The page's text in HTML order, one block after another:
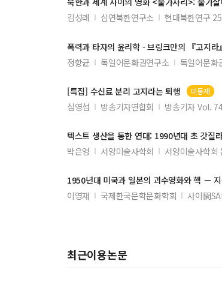
김성래 심연북한연구소 현대북한연구
폭력과 타자의 윤리학 - 브링크만의 『고지라
정항균 독일어문화권연구소 독일어문화
[특집] 수신료 분리 고지라는 퇴행 미등재
심영섭 방송기자연합회 방송기자 Vol.
텍스트 생산을 통한 연대: 1990년대 초 갓
박은영 서양미술사학회 서양미술사학
1950년대 미국과 일본의 괴수영화와 핵 －
이영재 국제한국문학문화학회 사이間
최근이용논문